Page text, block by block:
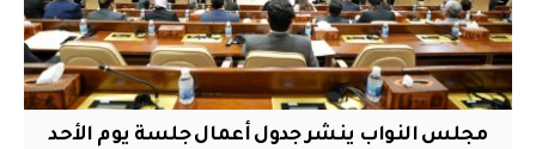
مجلس النواب ينشر جدول أعمال جلسة يوم الأحد